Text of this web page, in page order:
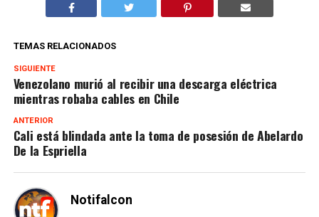
TEMAS RELACIONADOS
SIGUIENTE
Venezolano murió al recibir una descarga eléctrica
mientras robaba cables en Chile
ANTERIOR
Cali está blindada ante la toma de posesión de Abelardo
De la Espriella
Notifalcon